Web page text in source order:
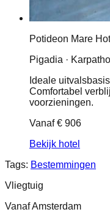
Potideon Mare
Pigadia ·
Ideale
Comfortabel
voorzieningen.
Vanaf€ 906
Bekijk hotel
Tags: Bestemmingen
Vliegtuig
Vanaf Amsterdam